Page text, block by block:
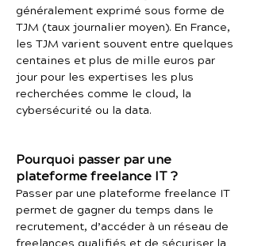
généralement exprimé sous forme de
TJM (taux journalier moyen). En France,
les TJM varient souvent entre quelques
centaines et plus de mille euros par
jour pour les expertises les plus
recherchées comme le cloud, la
cybersécurité ou la data.
Pourquoi passer par une
plateforme freelance IT ?
Passer par une plateforme freelance IT
permet de gagner du temps dans le
recrutement, d’accéder à un réseau de